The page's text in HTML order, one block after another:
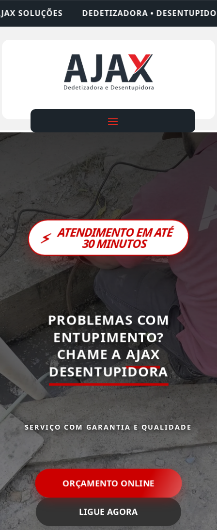
• DESENTUPIDORA • LIMPEZA DE FOSSA
⚡ ATENDIMENTO EM ATÉ
30 MINUTOS
PROBLEMAS COM
ENTUPIMENTO?
CHAME A AJAX
DESENTUPIDORA
SERVIÇO COM GARANTIA E QUALIDADE
ORÇAMENTO ONLINE
LIGUE AGORA